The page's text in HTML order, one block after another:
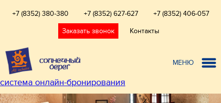
+7 (8352) 380-380 +7 (8352) 627-627 +7 (8352) 406-057
Заказать звонок Контакты
МЕНЮ
система онлайн-бронирования